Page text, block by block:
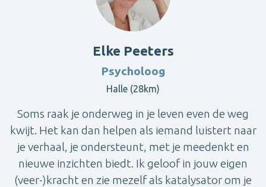
Elke Peeters
Psycholoog
Halle (28km)
Soms raak je onderweg in je leven even de weg
kwijt. Het kan dan helpen als iemand luistert naar
je verhaal, je ondersteunt, met je meedenkt en
nieuwe inzichten biedt. Ik geloof in jouw eigen
(veer-)kracht en zie mezelf als katalysator om je